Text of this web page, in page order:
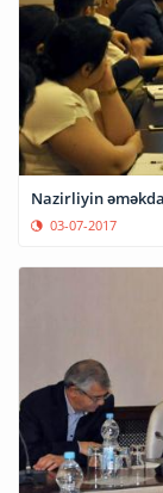
Nazirliyin
03-07-2017